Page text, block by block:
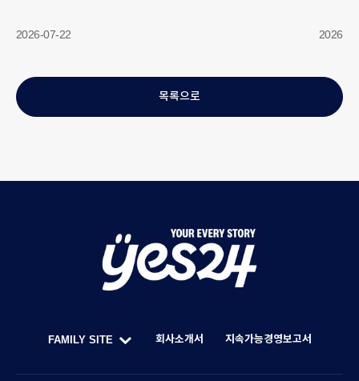
2026-07-22 2026-
목록으로
Y
U
R
FAMILY SITE 지속가능경영보고서
회사소개서